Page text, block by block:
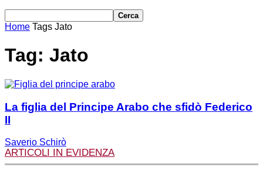
Home Tags Jato
Tag: Jato
La figlia del Principe Arabo che sfidò Federico
II
Saverio Schirò
ARTICOLI IN EVIDENZA